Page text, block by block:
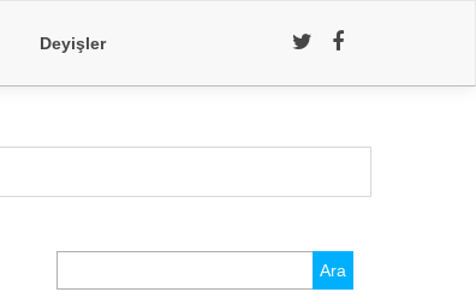
Deyişler